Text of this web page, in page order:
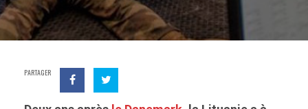
PARTAGER